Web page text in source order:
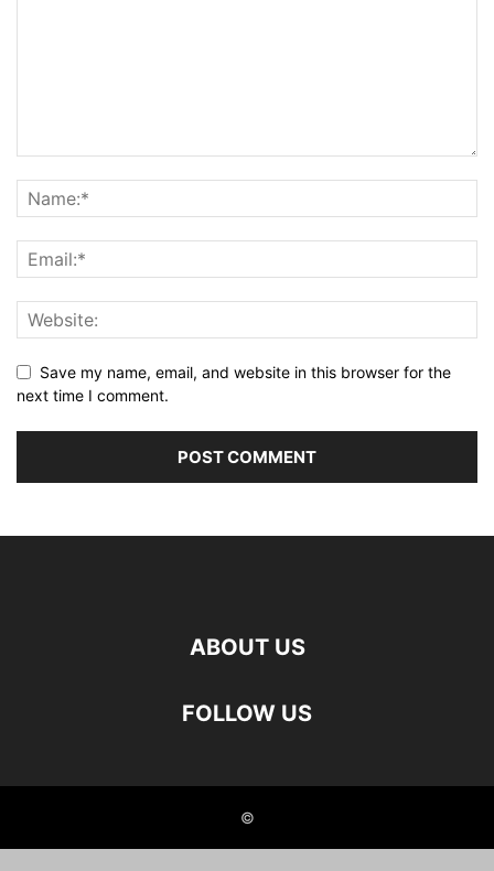
Save my name, email, and website in this browser for the
next time I comment.
ABOUT US
FOLLOW US
©